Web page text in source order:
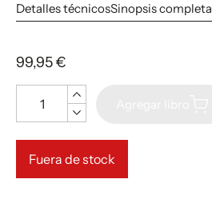
Detalles técnicosSinopsis completa
99,95 €
Fuera de stock